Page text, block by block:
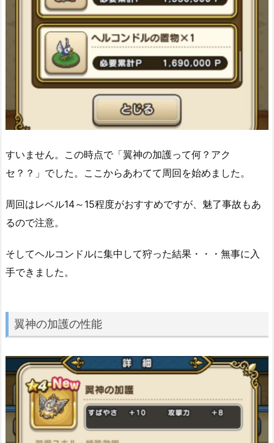
すいません。この時点で「翼神の加護って何？アク
セ？？」でした。ここからあわてて周回を始めました。
周回はレベル14～15程度がおすすめですが、魅了事故もあ
るので注意。
そしてヘルコンドルに集中して狩った結果・・・無事に入
手できました。
翼神の加護の性能